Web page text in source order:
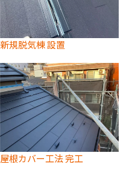
新規脱気棟 設置
屋根カバー工法 完工